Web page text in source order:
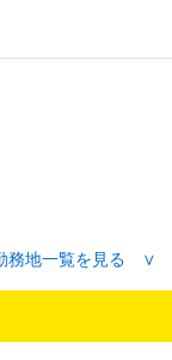
務地一覧を見る ∨